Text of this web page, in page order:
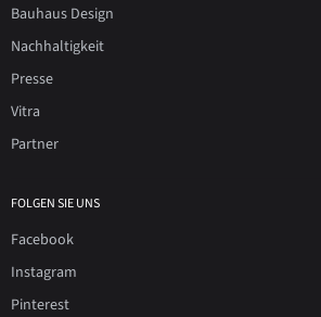
Bauhaus Design
Nachhaltigkeit
Presse
Vitra
Partner
FOLGEN SIE UNS
Facebook
Instagram
Pinterest